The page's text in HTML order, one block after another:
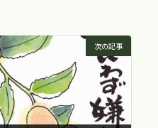
次の記事